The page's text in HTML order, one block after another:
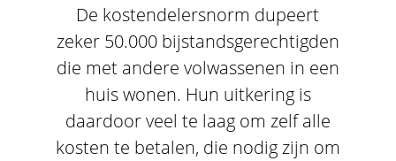
De kostendelersnorm dupeert
zeker 50.000 bijstandsgerechtigden
die met andere volwassenen in een
huis wonen. Hun uitkering is
daardoor veel te laag om zelf alle
kosten te betalen, die nodig zijn om